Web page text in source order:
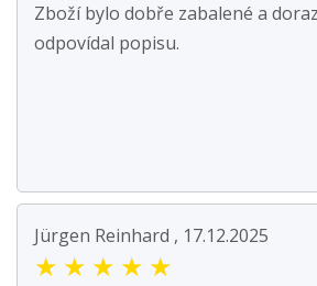
Zboží bylo dobře zabalené a
odpovídal popisu.
Jürgen Reinhard , 17.12.2025
★ ★ ★ ★ ★